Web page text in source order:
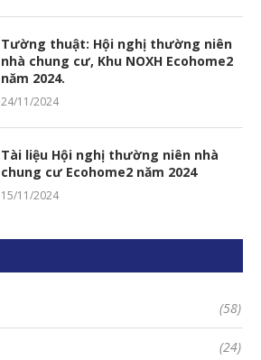
Tường thuật: Hội nghị thường niên
nhà chung cư, Khu NOXH Ecohome2
năm 2024.
24/11/2024
Tài liệu Hội nghị thường niên nhà
chung cư Ecohome2 năm 2024
15/11/2024
(58)
(24)